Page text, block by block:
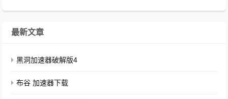
最新文章
黑洞加速器破解版4
布谷 加速器下载